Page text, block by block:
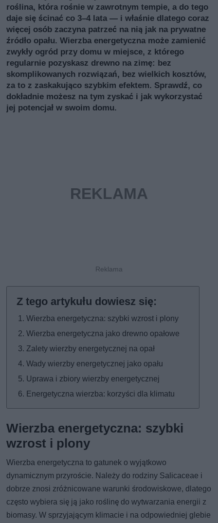
roślina, która rośnie w zawrotnym tempie, a do tego
daje się ścinać co 3–4 lata — i właśnie dlatego coraz
więcej osób zaczyna patrzeć na nią jak na prywatne
źródło opału. Wierzba energetyczna może zamienić
zwykły ogród przy domu w miejsce, z którego
regularnie pozyskasz drewno na zimę: bez
skomplikowanych rozwiązań, bez wielkich kosztów,
za to z zaskakująco szybkim efektem. Sprawdź, co
dokładnie możesz na tym zyskać i jak wykorzystać
jej potencjał w swoim domu.
Wierzba energetyczna: szybki wzrost i plony
Wierzba energetyczna jako drewno opałowe
Zalety wierzby energetycznej na opał
Wady wierzby energetycznej jako opału
Uprawa i zbiory wierzby energetycznej
Energetyczna wierzba: korzyści dla klimatu
Wierzba energetyczna: szybki
wzrost i plony
Wierzba energetyczna to gatunek o wyjątkowo
dynamicznym przyroście. Należy do rodziny Salicaceae i
dobrze znosi zróżnicowane warunki środowiskowe, dlatego
często wybiera się ją jako roślinę do wytwarzania energii z
biomasy. W sprzyjającym klimacie i na odpowiedniej glebie